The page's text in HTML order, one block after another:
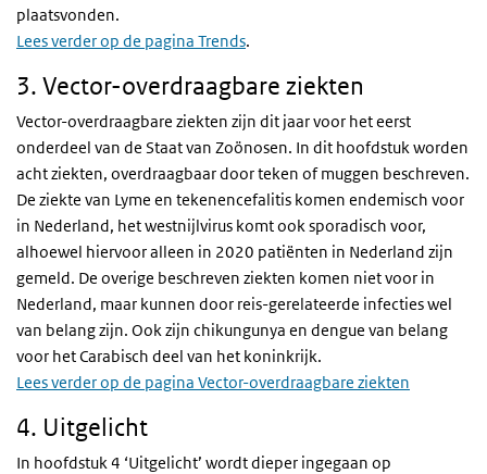
plaatsvonden.
Lees verder op de pagina Trends.
3. Vector-overdraagbare ziekten
Vector-overdraagbare ziekten zijn dit jaar voor het eerst
onderdeel van de Staat van Zoönosen. In dit hoofdstuk worden
acht ziekten, overdraagbaar door teken of muggen beschreven.
De ziekte van Lyme en tekenencefalitis komen endemisch voor
in Nederland, het westnijlvirus komt ook sporadisch voor,
alhoewel hiervoor alleen in 2020 patiënten in Nederland zijn
gemeld. De overige beschreven ziekten komen niet voor in
Nederland, maar kunnen door reis-gerelateerde infecties wel
van belang zijn. Ook zijn chikungunya en dengue van belang
voor het Carabisch deel van het koninkrijk.
Lees verder op de pagina Vector-overdraagbare ziekten
4. Uitgelicht
In hoofdstuk 4 ‘Uitgelicht’ wordt dieper ingegaan op